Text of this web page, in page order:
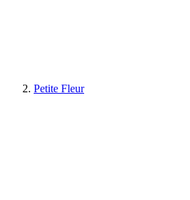
Petite Fleur